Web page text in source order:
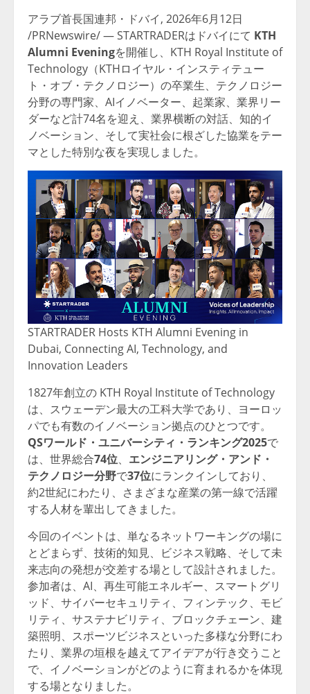
アラブ首長国連邦・ドバイ, 2026年6月12日
/PRNewswire/ — STARTRADERはドバイにて KTH
Alumni Eveningを開催し、KTH Royal Institute of
Technology（KTHロイヤル・インスティテュー
ト・オブ・テクノロジー）の卒業生、テクノロジー
分野の専門家、AIイノベーター、起業家、業界リー
ダーなど計74名を迎え、業界横断の対話、知的イ
ノベーション、そして実社会に根ざした協業をテー
マとした特別な夜を実現しました。
STARTRADER Hosts KTH Alumni Evening in
Dubai, Connecting AI, Technology, and
Innovation Leaders
1827年創立の KTH Royal Institute of Technology
は、スウェーデン最大の工科大学であり、ヨーロッ
パでも有数のイノベーション拠点のひとつです。
QSワールド・ユニバーシティ・ランキング2025で
は、世界総合74位、 エンジニアリング・アンド・
テクノロジー分野で37位にランクインしており、
約2世紀にわたり、さまざまな産業の第一線で活躍
する人材を輩出してきました。
今回のイベントは、単なるネットワーキングの場に
とどまらず、技術的知見、ビジネス戦略、そして未
来志向の発想が交差する場として設計されました。
参加者は、AI、再生可能エネルギー、スマートグリ
ッド、サイバーセキュリティ、フィンテック、モビ
リティ、サステナビリティ、ブロックチェーン、建
築照明、スポーツビジネスといった多様な分野にわ
たり、業界の垣根を越えてアイデアが行き交うこと
で、イノベーションがどのように育まれるかを体現
する場となりました。